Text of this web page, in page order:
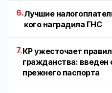
6.Лучшие
кого наградила ГНС
7.КР ужесточает
гражданства: введен
прежнего паспорта